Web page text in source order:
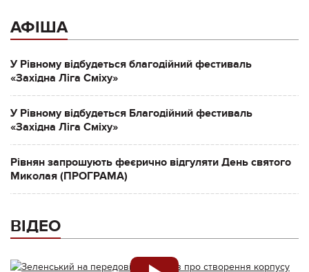
АФІША
У Рівному відбудеться благодійний фестиваль
«Західна Ліга Сміху»
У Рівному відбудеться Благодійний фестиваль
«Західна Ліга Сміху»
Рівнян запрошують феєрично відгуляти День святого
Миколая (ПРОГРАМА)
ВІДЕО